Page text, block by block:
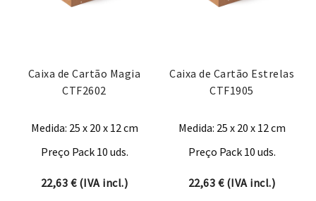
Caixa de Cartão Magia
CTF2602
Medida: 25 x 20 x 12 cm
Preço Pack 10 uds.
22,63 €(IVA incl.)
Caixa de Cartão Estrelas
CTF1905
Medida: 25 x 20 x 12 cm
Preço Pack 10 uds.
22,63 €(IVA incl.)